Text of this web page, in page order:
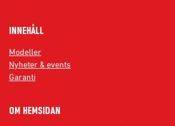
INNEHÅLL
Modeller
Nyheter & events
Garanti
OM HEMSIDAN